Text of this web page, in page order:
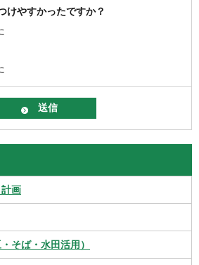
けやすかったですか？
画
そば・水田活用）